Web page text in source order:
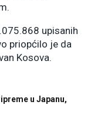
upisanih
priopćilo je da
Kosova.
u Japanu,